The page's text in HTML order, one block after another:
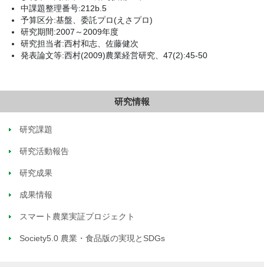
中課題整理番号:212b.5
予算区分:基盤、委託プロ(えさプロ)
研究期間:2007～2009年度
研究担当者:西村和志、佐藤健次
発表論文等:西村(2009)農業経営研究、47(2):45-50
研究情報
研究課題
研究活動報告
研究成果
成果情報
スマート農業実証プロジェクト
Society5.0 農業・食品版の実現とSDGs